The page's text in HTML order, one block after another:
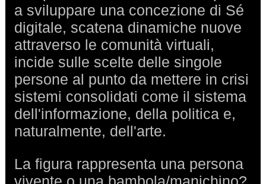
a sviluppare una concezione di Sé
digitale, scatena dinamiche nuove
attraverso le comunità virtuali,
incide sulle scelte delle singole
persone al punto da mettere in crisi
sistemi consolidati come il sistema
dell'informazione, della politica e,
naturalmente, dell'arte.
La figura rappresenta una persona